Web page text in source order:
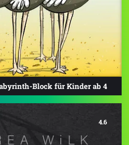
Block für Kinder ab 4
4.6